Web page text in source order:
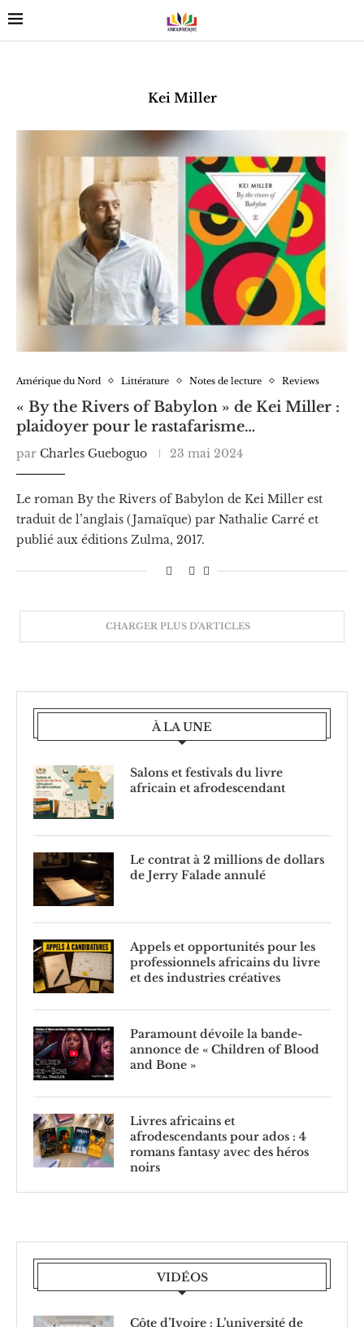
Kei Miller
Amérique du Nord Littérature Notes de lecture Reviews
« By the Rivers of Babylon » de Kei Miller :
plaidoyer pour le rastafarisme…
par Charles Gueboguo 23 mai 2024
Le roman By the Rivers of Babylon de Kei Miller est
traduit de l’anglais (Jamaïque) par Nathalie Carré et
publié aux éditions Zulma, 2017.
CHARGER PLUS D'ARTICLES
À LA UNE
Salons et festivals du livre
africain et afrodescendant
Le contrat à 2 millions de dollars
de Jerry Falade annulé
Appels et opportunités pour les
professionnels africains du livre
et des industries créatives
Paramount dévoile la bande-
annonce de « Children of Blood
and Bone »
Livres africains et
afrodescendants pour ados : 4
romans fantasy avec des héros
noirs
VIDÉOS
Côte d’Ivoire : L’université de